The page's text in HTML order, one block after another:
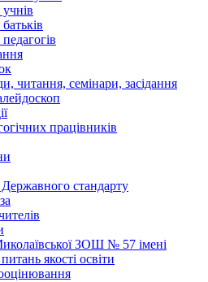
читання, семінари, засідання
працівників
стандарту
ЗОШ № 57 імені
якості освіти